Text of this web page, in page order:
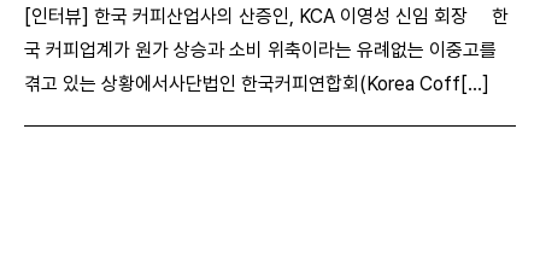
[인터뷰] 한국 커피산업사의 산증인, KCA 이영성 신임 회장 한
국 커피업계가 원가 상승과 소비 위축이라는 유례없는 이중고를
겪고 있는 상황에서사단법인 한국커피연합회(Korea Coff[...]